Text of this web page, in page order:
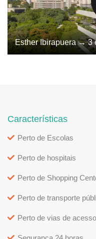
Esther Ibirapuera → 3
Características
Perto de Escolas
Perto de hospitais
Perto de Shopping
Perto de transporte
Perto de vias de acesso